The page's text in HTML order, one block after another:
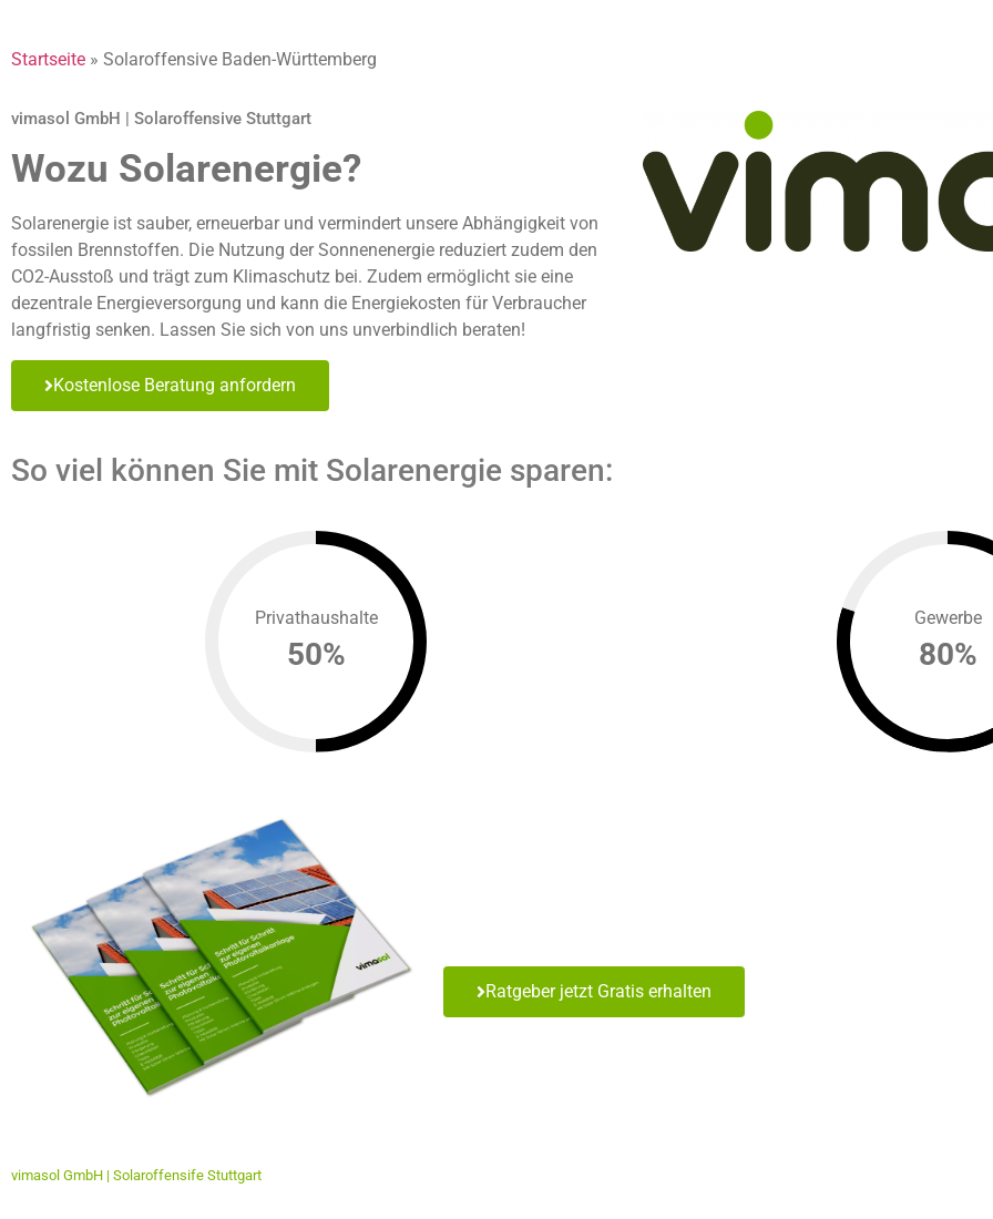
Startseite » Solaroffensive Baden-Württemberg
vimasol GmbH | Solaroffensive Stuttgart
Wozu Solarenergie?
Solarenergie ist sauber, erneuerbar und vermindert unsere Abhängigkeit von
fossilen Brennstoffen. Die Nutzung der Sonnenenergie reduziert zudem den
CO2-Ausstoß und trägt zum Klimaschutz bei. Zudem ermöglicht sie eine
dezentrale Energieversorgung und kann die Energiekosten für Verbraucher
langfristig senken. Lassen Sie sich von uns unverbindlich beraten!
Kostenlose Beratung anfordern
So viel können Sie mit Solarenergie sparen:
Privathaushalte
50%
Gewerbe
80%
Ratgeber jetzt Gratis erhalten
vimasol GmbH | Solaroffensife Stuttgart